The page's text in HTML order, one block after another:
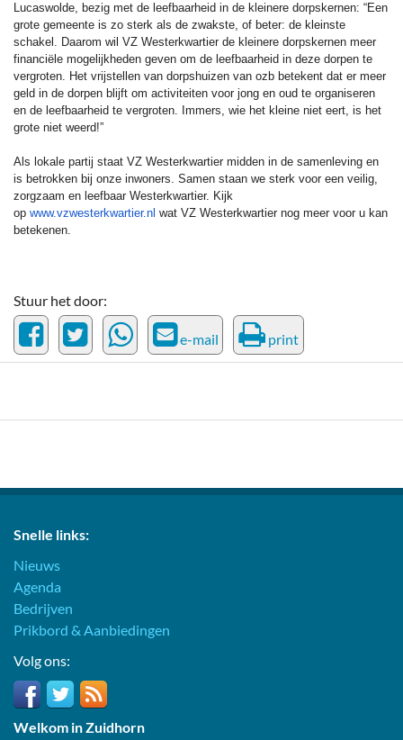
Lucaswolde, bezig met de leefbaarheid in de kleinere dorpskernen: “Een
grote gemeente is zo sterk als de zwakste, of beter: de kleinste
schakel. Daarom wil VZ Westerkwartier de kleinere dorpskernen meer
financiële mogelijkheden geven om de leefbaarheid in deze dorpen te
vergroten. Het vrijstellen van dorpshuizen van ozb betekent dat er meer
geld in de dorpen blijft om activiteiten voor jong en oud te organiseren
en de leefbaarheid te vergroten. Immers, wie het kleine niet eert, is het
grote niet weerd!”
Als lokale partij staat VZ Westerkwartier midden in de samenleving en
is betrokken bij onze inwoners. Samen staan we sterk voor een veilig,
zorgzaam en leefbaar Westerkwartier. Kijk
op www.vzwesterkwartier.nl wat VZ Westerkwartier nog meer voor u kan
betekenen.
Stuur het door:
e-mail print
Snelle links:
Nieuws
Agenda
Bedrijven
Prikbord & Aanbiedingen
Volg ons:
Welkom in Zuidhorn